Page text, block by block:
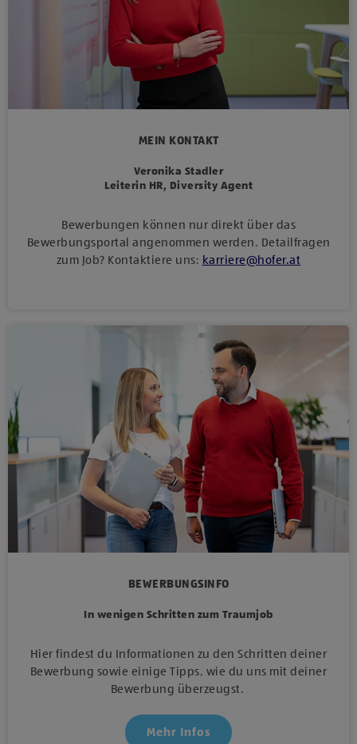
MEIN KONTAKT
Veronika Stadler
Leiterin HR, Diversity Agent
Bewerbungen können nur direkt über das
Bewerbungsportal angenommen werden. Detailfragen
zum Job? Kontaktiere uns: karriere@hofer.at
BEWERBUNGSINFO
In wenigen Schritten zum Traumjob
Hier findest du Informationen zu den Schritten deiner
Bewerbung sowie einige Tipps, wie du uns mit deiner
Bewerbung überzeugst.
Mehr Infos